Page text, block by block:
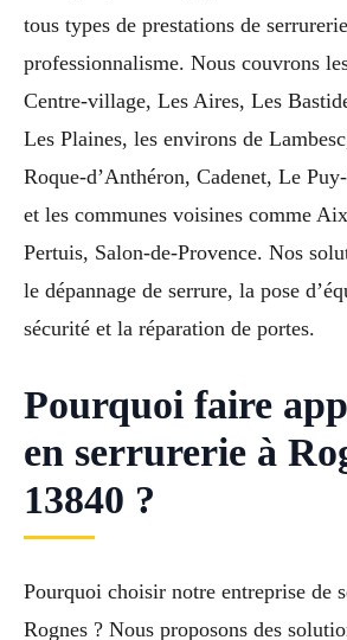
tous types de prestations de
professionnalisme. Nous couvrons
Centre-village, Les Aires, Les
Les Plaines, les environs de
Roque-d’Anthéron, Cadenet, Le
et les communes voisines comme
Pertuis, Salon-de-Provence. Nos
le dépannage de serrure, la pose
sécurité et la réparation de portes.
Pourquoi faire
en serrurerie à
13840 ?
Pourquoi choisir notre entreprise de
Rognes ? Nous proposons des